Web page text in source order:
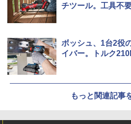
チツール。工具不
ボッシュ、1台2役
イバー。トルク
もっと関連記事